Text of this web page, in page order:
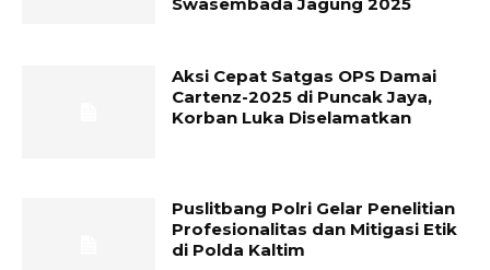
Aksi Cepat Satgas OPS Damai
Cartenz-2025 di Puncak Jaya,
Korban Luka Diselamatkan
Puslitbang Polri Gelar Penelitian
Profesionalitas dan Mitigasi Etik
di Polda Kaltim